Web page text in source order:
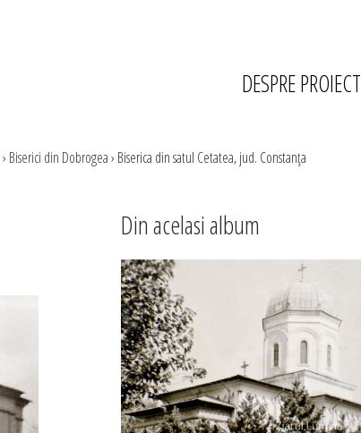
DESPRE PROIECT
› Biserici din Dobrogea› Biserica din satul Cetatea, jud. Constanţa
Din acelasi album